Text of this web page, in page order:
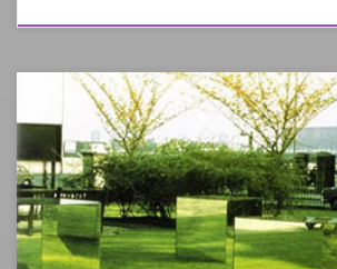
Fiche élaborée dans le cadre de la continuité
vous approprier en changeant la formulation,
des capacités et des références de vos élèves.
élèves que ce plan de travail est à effectuer en
chaque jour pour élaborer petit à petit une […]